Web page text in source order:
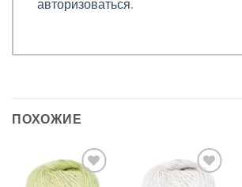
авторизоваться.
ПОХОЖИЕ
Добавить в
Добавить в